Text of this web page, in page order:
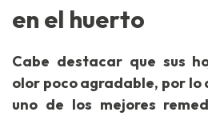
en el huerto
Cabe destacar que sus
olor poco agradable, por lo
uno de los mejores